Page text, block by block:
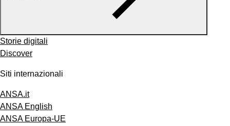
Storie digitali
Discover
Siti internazionali
ANSA.it
ANSA English
ANSA Europa-UE